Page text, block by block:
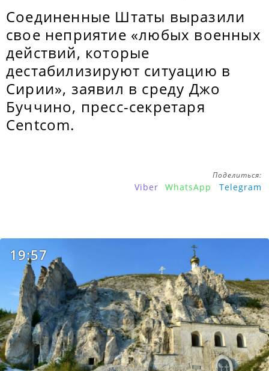
Соединенные Штаты выразили
свое неприятие «любых военных
действий, которые
дестабилизируют ситуацию в
Сирии», заявил в среду Джо
Буччино, пресс-секретаря
Centcom.
Поделиться:
Viber WhatsApp Telegram
19:57